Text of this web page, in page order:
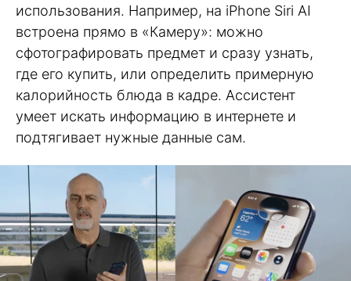
использования. Например, на iPhone Siri AI
встроена прямо в «Камеру»: можно
сфотографировать предмет и сразу узнать,
где его купить, или определить примерную
калорийность блюда в кадре. Ассистент
умеет искать информацию в интернете и
подтягивает нужные данные сам.